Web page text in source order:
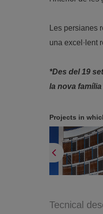
Les
una excel·lent
*Des del 19
la nova
Projects in
Tecnical